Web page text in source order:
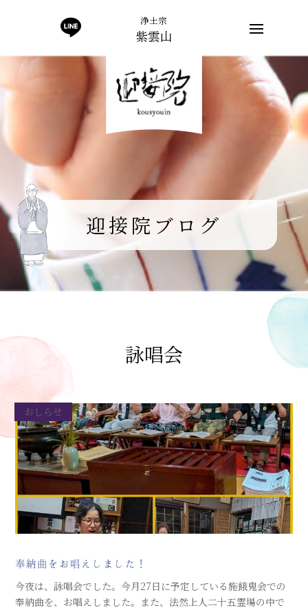
浄土宗
紫雲山
迎接院ブログ
詠唱会
奉納曲をお唱えしました！
おしらせ
今夜は、詠唱会でした。今月27日に予定している施餓鬼会での
奉納曲を、お唱えしました。また、法然上人二十五霊場の中で